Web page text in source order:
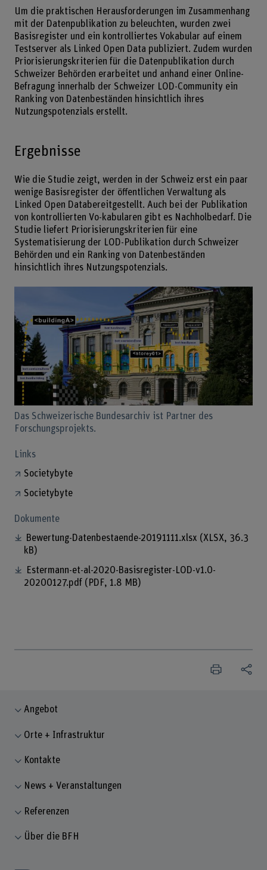
Um die praktischen Herausforderungen im Zusammenhang
mit der Datenpublikation zu beleuchten, wurden zwei
Basisregister und ein kontrolliertes Vokabular auf einem
Testserver als Linked Open Data publiziert. Zudem wurden
Priorisierungskriterien für die Datenpublikation durch
Schweizer Behörden erarbeitet und anhand einer Online-
Befragung innerhalb der Schweizer LOD-Community ein
Ranking von Datenbeständen hinsichtlich ihres
Nutzungspotenzials erstellt.
Ergebnisse
Wie die Studie zeigt, werden in der Schweiz erst ein paar
wenige Basisregister der öffentlichen Verwaltung als
Linked Open Databereitgestellt. Auch bei der Publikation
von kontrollierten Vo-kabularen gibt es Nachholbedarf. Die
Studie liefert Priorisierungskriterien für eine
Systematisierung der LOD-Publikation durch Schweizer
Behörden und ein Ranking von Datenbeständen
hinsichtlich ihres Nutzungspotenzials.
Das Schweizerische Bundesarchiv ist Partner des
Forschungsprojekts.
Links
Societybyte
Societybyte
Dokumente
Bewertung-Datenbestaende-20191111.xlsx (XLSX, 36.3
kB)
Estermann-et-al-2020-Basisregister-LOD-v1.0-
20200127.pdf (PDF, 1.8 MB)
Angebot
Orte + Infrastruktur
Kontakte
News + Veranstaltungen
Referenzen
Über die BFH